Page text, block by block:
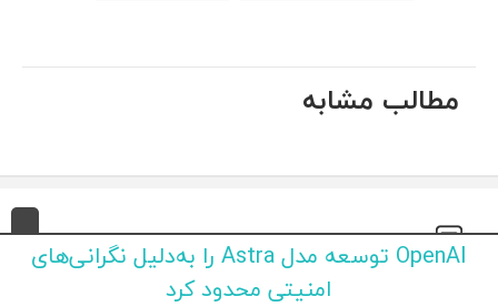
مطالب مشابه
ارسال نظر
OpenAI توسعه مدل Astra را به‌دلیل نگرانی‌های
امنیتی محدود کرد